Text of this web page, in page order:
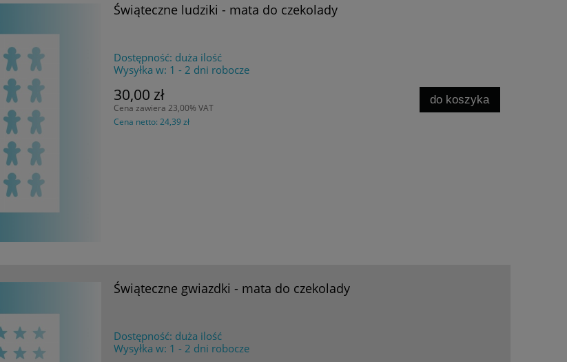
Świąteczne ludziki - mata do czekolady
Dostępność: duża ilość
Wysyłka w: 1 - 2 dni robocze
30,00 zł
Cena zawiera 23,00% VAT
Cena netto:24,39 zł
do koszyka
Świąteczne gwiazdki - mata do czekolady
Dostępność: duża ilość
Wysyłka w: 1 - 2 dni robocze